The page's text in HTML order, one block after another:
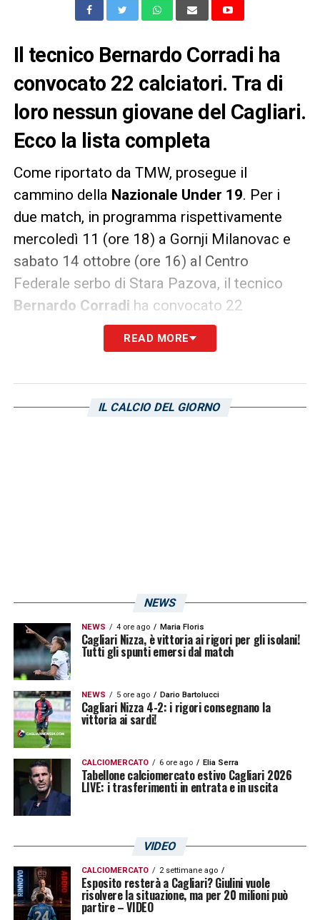
Il tecnico Bernardo Corradi ha
convocato 22 calciatori. Tra di
loro nessun giovane del Cagliari.
Ecco la lista completa
Come riportato da TMW, prosegue il
cammino della Nazionale Under 19. Per i
due match, in programma rispettivamente
mercoledì 11 (ore 18) a Gornji Milanovac e
sabato 14 ottobre (ore 16) al Centro
Federale serbo di Stara Pazova, il tecnico
Bernardo Corradi ha convocato 22
calciatori. Tra di loro nessun giovane del
. Di seguito la lista completa.
Portieri: Alessandro Calligaris (Inter),
Federico Magro (Lazio);
Luca Di Maggio (Inter), Luca Lipani
(Sassuolo), Mattia Mannini (Roma), Fabio
Parravicini (Spal), Diego Ripani (Juventus);
Attaccanti: Lorenzo Anghelè (Juventus),
Alphadjo Cisse (Hellas Verona), Marco Delle
Monache (Sampdoria), Giulio Misitano
(Roma), Simone Pafundi (Udinese), Kevin
Zeroli (Milan).
LA PLAYLIST DELLE NOSTRE TOP NEWS
READ MORE
IL CALCIO DEL GIORNO
NEWS
NEWS 4 ore ago Maria Floris
Cagliari Nizza, è vittoria ai rigori per gli isolani!
Tutti gli spunti emersi dal match
NEWS 5 ore ago Dario Bartolucci
Cagliari Nizza 4-2: i rigori consegnano la
vittoria ai sardi!
CALCIOMERCATO 6 ore ago Elia Serra
Tabellone calciomercato estivo Cagliari 2026
LIVE: i trasferimenti in entrata e in uscita
VIDEO
CALCIOMERCATO 2 settimane ago
Esposito resterà a Cagliari? Giulini vuole
risolvere la situazione, ma per 20 milioni può
partire – VIDEO